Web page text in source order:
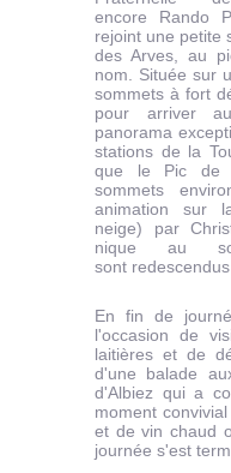
encore Rando
rejoint une petite
des Arves, au
nom. Située sur
sommets à fort
pour arriver
panorama
stations de la
que le Pic de
sommets
animation sur
neige) par
nique au
sont
En fin de
l'occasion de
laitières et de
d'une balade
d'Albiez qui a
moment
et de vin chaud
journée s'est